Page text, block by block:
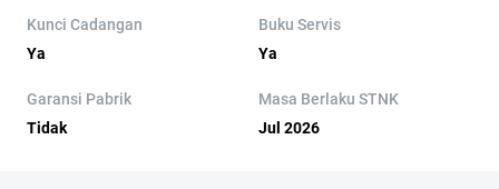
Kunci Cadangan
Ya
Buku Servis
Ya
Garansi Pabrik
Tidak
Masa Berlaku STNK
Jul 2026